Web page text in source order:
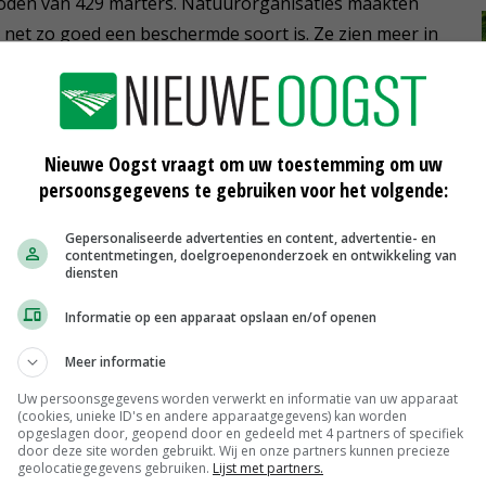
zo goed een beschermde soort is. Ze zien meer in
leefomgeving van de weidevogels en de kwaliteit
stapten ze naar de rechter.
Friese weidevogelkuikens op
kort geding behandelde, is dat er 'de nodige
nodig is dat de steenmarter wordt gedood om de
te verbeteren'. Ook stelt de rechter vast dat het
in Friesland is gesteld. Daarom moet het
'gematigd'.
oordelen worden geveld.
Nieuwe Oogst vraagt om uw toestemming om uw
persoonsgegevens te gebruiken voor het volgende:
Gepersonaliseerde advertenties en content, advertentie- en
contentmetingen, doelgroepenonderzoek en ontwikkeling van
diensten
Informatie op een apparaat opslaan en/of openen
Meer informatie
Uw persoonsgegevens worden verwerkt en informatie van uw apparaat
(cookies, unieke ID's en andere apparaatgegevens) kan worden
opgeslagen door, geopend door en gedeeld met 4 partners of specifiek
door deze site worden gebruikt. Wij en onze partners kunnen precieze
geolocatiegegevens gebruiken. Lijst met partners.